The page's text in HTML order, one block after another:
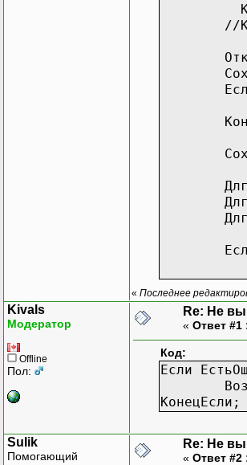
//
« Последнее
Kivals
Модератор
Offline
Пол:
Re: Не
« Ответ #1
Код:
Если
КонецЕсли;
Sulik
Помогающий
Re: Не
« Ответ #2